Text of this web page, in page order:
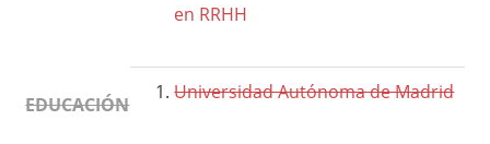
en RRHH
EDUCACIÓN
Universidad Autónoma de Madrid